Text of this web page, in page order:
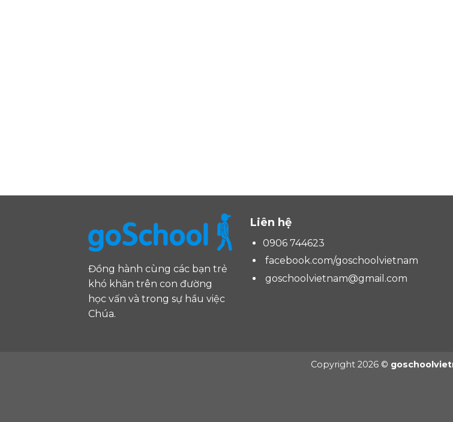
Đồng hành cùng các bạn trẻ
khó khăn trên con đường
học vấn và trong sự hầu việc
Chúa.
Liên hệ
0906 744623
facebook.com/goschoolvietnam
goschoolvietnam@gmail.com
Copyright 2026 ©